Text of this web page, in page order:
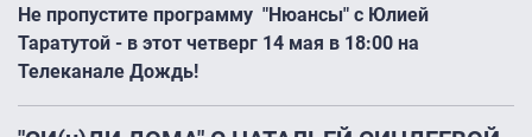
Не пропустите программу "Нюансы" с Юлией
Таратутой - в этот четверг 14 мая в 18:00 на
Телеканале Дождь!